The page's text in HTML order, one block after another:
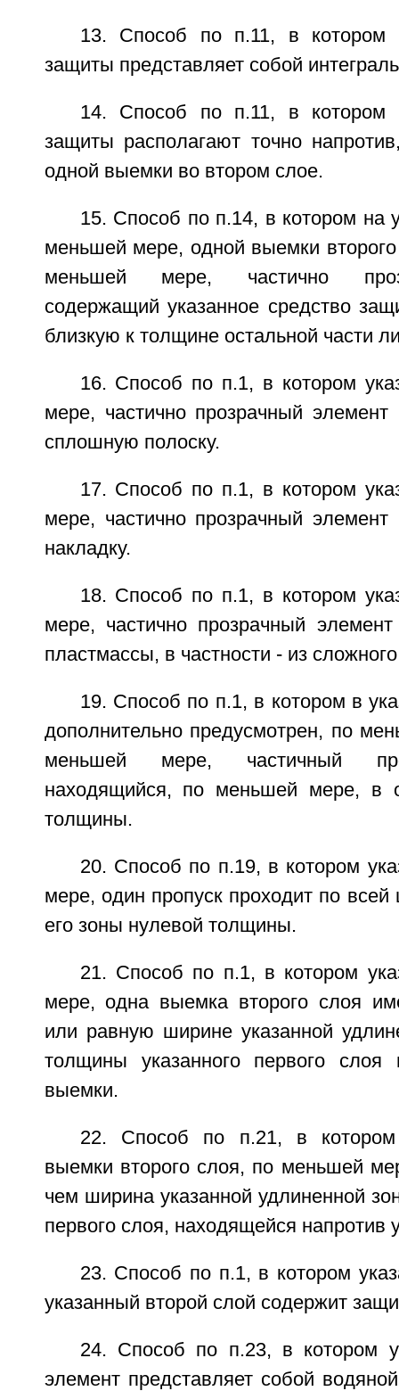
13. Способ по п.11, в котором
защиты представляет собой
14. Способ по п.11, в котором
защиты располагают точно
одной выемки во втором слое.
15. Способ по п.14, в котором на
меньшей мере, одной выемки
меньшей мере, частично
содержащий указанное средство
близкую к толщине остальной части
16. Способ по п.1, в котором
мере, частично прозрачный элемент
сплошную полоску.
17. Способ по п.1, в котором
мере, частично прозрачный элемент
накладку.
18. Способ по п.1, в котором
мере, частично прозрачный
пластмассы, в частности - из
19. Способ по п.1, в котором в
дополнительно предусмотрен, по
меньшей мере, частичный
находящийся, по меньшей мере, в
толщины.
20. Способ по п.19, в котором
мере, один пропуск проходит по
его зоны нулевой толщины.
21. Способ по п.1, в котором
мере, одна выемка второго слоя
или равную ширине указанной
толщины указанного первого слоя
выемки.
22. Способ по п.21, в котором
выемки второго слоя, по меньшей
чем ширина указанной удлиненной
первого слоя, находящейся напротив
23. Способ по п.1, в котором
указанный второй слой содержит
24. Способ по п.23, в котором
элемент представляет собой